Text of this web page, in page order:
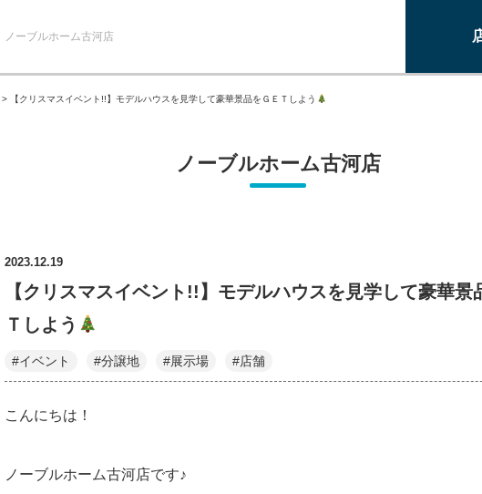
ノーブルホーム古河店
> 【クリスマスイベント!!】モデルハウスを見学して豪華景品をＧＥＴしよう
ノーブルホーム古河店
2023.12.19
【クリスマスイベント!!】モデルハウスを見学して豪華景
Ｔしよう
#イベント #分譲地 #展示場 #店舗
こんにちは！
ノーブルホーム古河店です♪